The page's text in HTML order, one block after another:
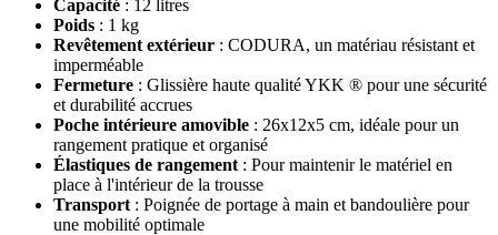
Capacité : 12 litres
Poids : 1 kg
Revêtement extérieur : CODURA, un matériau résistant et
imperméable
Fermeture : Glissière haute qualité YKK ® pour une sécurité
et durabilité accrues
Poche intérieure amovible : 26x12x5 cm, idéale pour un
rangement pratique et organisé
Élastiques de rangement : Pour maintenir le matériel en
place à l'intérieur de la trousse
Transport : Poignée de portage à main et bandoulière pour
une mobilité optimale